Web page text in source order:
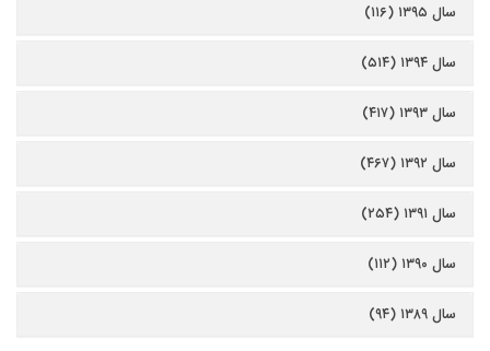
سال ۱۳۹۵ (۱۱۶)
سال ۱۳۹۴ (۵۱۴)
سال ۱۳۹۳ (۴۱۷)
سال ۱۳۹۲ (۴۶۷)
سال ۱۳۹۱ (۲۵۴)
سال ۱۳۹۰ (۱۱۲)
سال ۱۳۸۹ (۹۴)